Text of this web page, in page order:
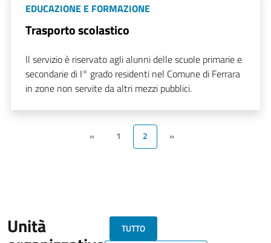
EDUCAZIONE E FORMAZIONE
Trasporto scolastico
Il servizio è riservato agli alunni delle scuole primarie e
secondarie di I° grado residenti nel Comune di Ferrara
in zone non servite da altri mezzi pubblici.
« 1 2 »
Unità
TUTTO